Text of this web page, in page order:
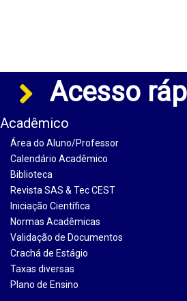
Acesso
Acadêmico
Área do Aluno/Professor
Calendário Acadêmico
Biblioteca
Revista SAS & Tec CEST
Iniciação Científica
Normas Acadêmicas
Validação de Documentos
Crachá de Estágio
Taxas diversas
Plano de Ensino